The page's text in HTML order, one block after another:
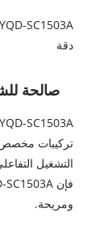
دقة
صالحة
تركيبات مخصص
ومريحة.